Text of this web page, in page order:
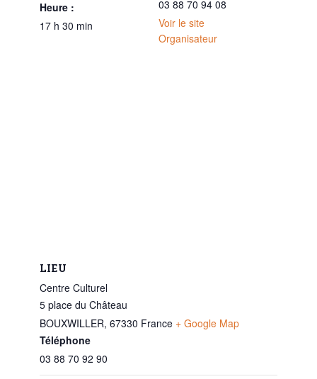
Heure :
17 h 30 min
03 88 70 94 08
Voir le site
Organisateur
LIEU
Centre Culturel
5 place du Château
BOUXWILLER, 67330 France + Google Map
Téléphone
03 88 70 92 90